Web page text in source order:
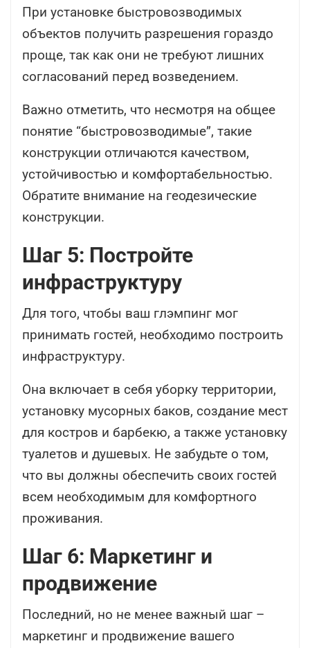
При установке быстровозводимых
объектов получить разрешения гораздо
проще, так как они не требуют лишних
согласований перед возведением.
Важно отметить, что несмотря на общее
понятие “быстровозводимые”, такие
конструкции отличаются качеством,
устойчивостью и комфортабельностью.
Обратите внимание на геодезические
конструкции.
Шаг 5: Постройте
инфраструктуру
Для того, чтобы ваш глэмпинг мог
принимать гостей, необходимо построить
инфраструктуру.
Она включает в себя уборку территории,
установку мусорных баков, создание мест
для костров и барбекю, а также установку
туалетов и душевых. Не забудьте о том,
что вы должны обеспечить своих гостей
всем необходимым для комфортного
проживания.
Шаг 6: Маркетинг и
продвижение
Последний, но не менее важный шаг –
маркетинг и продвижение вашего